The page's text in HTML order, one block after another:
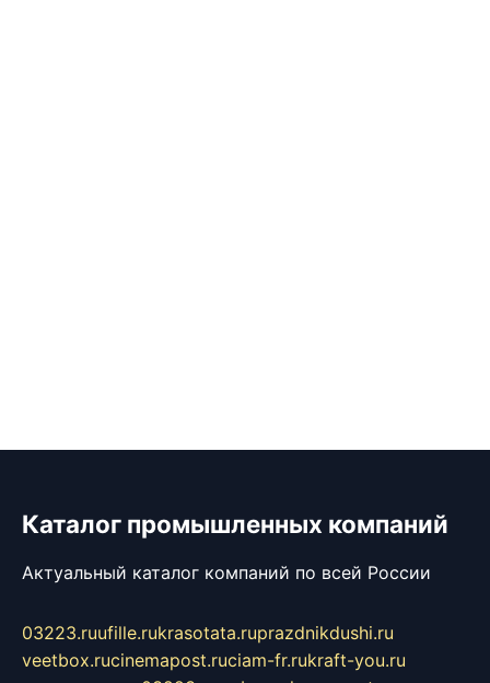
Каталог промышленных компаний
Актуальный каталог компаний по всей России
03223.ruufille.rukrasotata.ruprazdnikdushi.ru
veetbox.rucinemapost.ruciam-fr.rukraft-you.ru